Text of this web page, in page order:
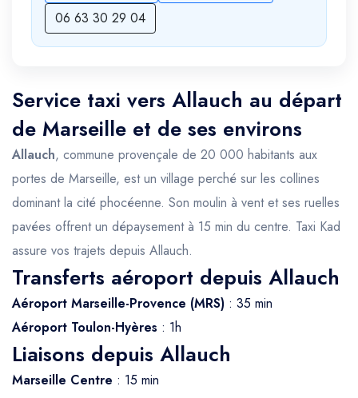
06 63 30 29 04
Service taxi vers Allauch au départ
de Marseille et de ses environs
Allauch, commune provençale de 20 000 habitants aux
portes de Marseille, est un village perché sur les collines
dominant la cité phocéenne. Son moulin à vent et ses ruelles
pavées offrent un dépaysement à 15 min du centre. Taxi Kad
assure vos trajets depuis Allauch.
Transferts aéroport depuis Allauch
Aéroport Marseille-Provence (MRS) : 35 min
Aéroport Toulon-Hyères : 1h
Liaisons depuis Allauch
Marseille Centre : 15 min